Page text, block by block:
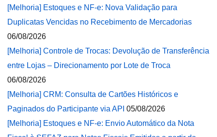
[Melhoria] Estoques e NF-e: Nova Validação para
Duplicatas Vencidas no Recebimento de Mercadorias
06/08/2026
[Melhoria] Controle de Trocas: Devolução de Transferência
entre Lojas – Direcionamento por Lote de Troca
06/08/2026
[Melhoria] CRM: Consulta de Cartões Históricos e
Paginados do Participante via API 05/08/2026
[Melhoria] Estoques e NF-e: Envio Automático da Nota